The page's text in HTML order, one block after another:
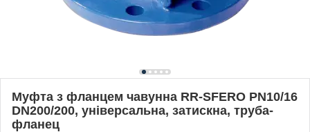
Муфта з фланцем чавунна RR-SFERO PN10/16
DN200/200, універсальна, затискна, труба-
фланец